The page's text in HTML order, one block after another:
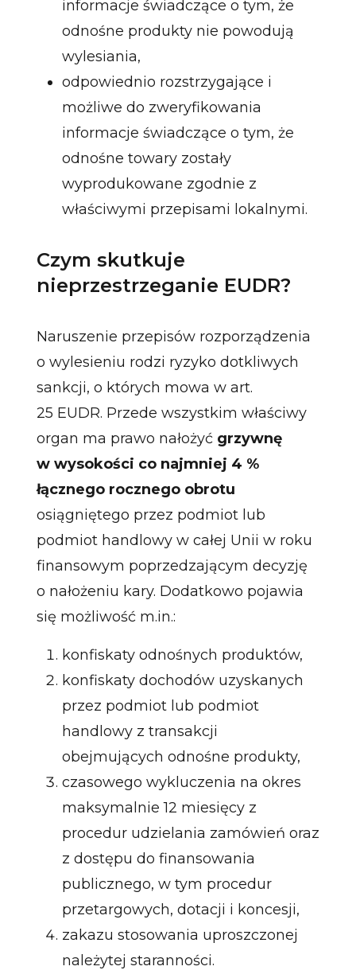
informacje świadczące o tym, że
odnośne produkty nie powodują
wylesiania,
odpowiednio rozstrzygające i
możliwe do zweryfikowania
informacje świadczące o tym, że
odnośne towary zostały
wyprodukowane zgodnie z
właściwymi przepisami lokalnymi.
Czym skutkuje
nieprzestrzeganie EUDR?
Naruszenie przepisów rozporządzenia
o wylesieniu rodzi ryzyko dotkliwych
sankcji, o których mowa w art.
25 EUDR. Przede wszystkim właściwy
organ ma prawo nałożyć grzywnę
w wysokości co najmniej 4 %
łącznego rocznego obrotu
osiągniętego przez podmiot lub
podmiot handlowy w całej Unii w roku
finansowym poprzedzającym decyzję
o nałożeniu kary. Dodatkowo pojawia
się możliwość m.in.:
konfiskaty odnośnych produktów,
konfiskaty dochodów uzyskanych
przez podmiot lub podmiot
handlowy z transakcji
obejmujących odnośne produkty,
czasowego wykluczenia na okres
maksymalnie 12 miesięcy z
procedur udzielania zamówień oraz
z dostępu do finansowania
publicznego, w tym procedur
przetargowych, dotacji i koncesji,
zakazu stosowania uproszczonej
należytej staranności.